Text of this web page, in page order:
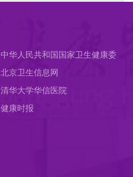
中华人民共和国国家卫生健康委
员会
北京卫生信息网
清华大学华信医院
健康时报